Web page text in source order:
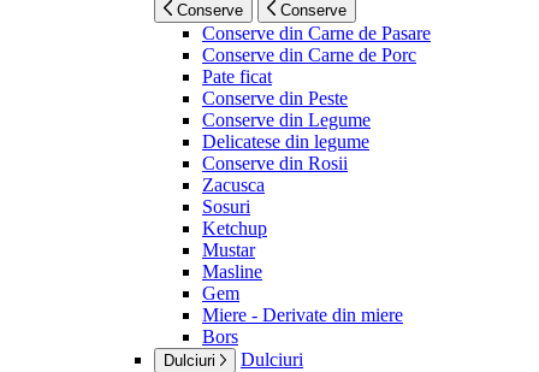
Conserve Conserve
Conserve din Carne de Pasare
Conserve din Carne de Porc
Pate ficat
Conserve din Peste
Conserve din Legume
Delicatese din legume
Conserve din Rosii
Zacusca
Sosuri
Ketchup
Mustar
Masline
Gem
Miere - Derivate din miere
Bors
Dulciuri Dulciuri